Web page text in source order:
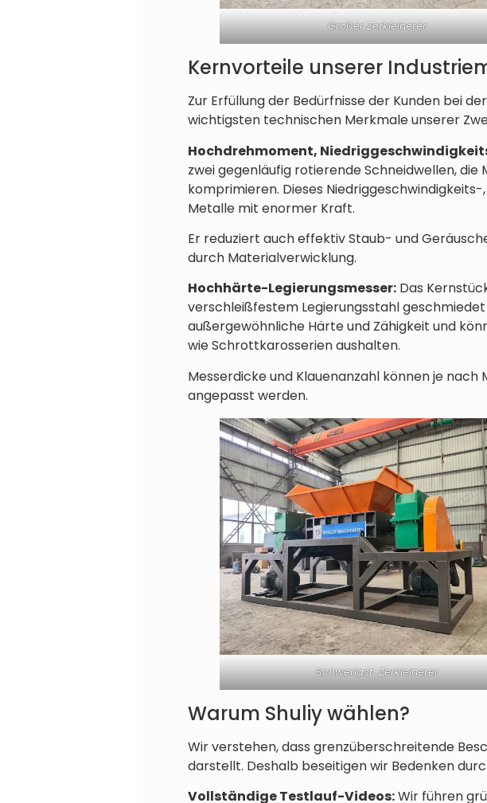
Großer Zerkleinerer
Kernvorteile unserer
Zur Erfüllung der Bedürfnisse der Kunden bei
wichtigsten technischen Merkmale unserer
Hochdrehmoment,
zwei gegenläufig rotierende Schneidwellen,
komprimieren. Dieses
Metalle mit enormer Kraft.
Er reduziert auch effektiv Staub- und
durch Materialverwicklung.
Hochhärte-Legierungsmesser: Das
verschleißfestem Legierungsstahl
außergewöhnliche Härte und Zähigkeit und
wie Schrottkarosserien aushalten.
Messerdicke und Klauenanzahl können je
angepasst werden.
Schwerlast-Zerkleinerer
Warum Shuliy wählen?
Wir verstehen, dass grenzüberschreitende
darstellt. Deshalb beseitigen wir Bedenken
Vollständige Testlauf-Videos:Wir führen